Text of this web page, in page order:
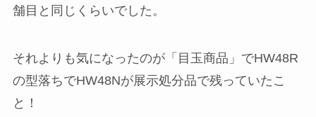
舗目と同じくらいでした。
それよりも気になったのが「目玉商品」でHW48R
の型落ちでHW48Nが展示処分品で残っていたこ
と！